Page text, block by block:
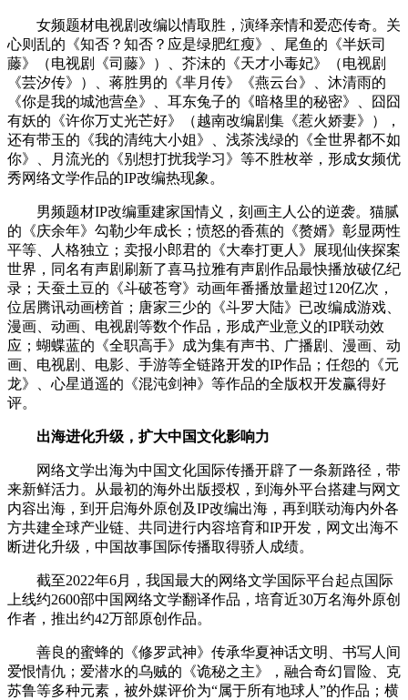
女频题材电视剧改编以情取胜，演绎亲情和爱恋传奇。关
心则乱的《知否？知否？应是绿肥红瘦》、尾鱼的《半妖司
藤》（电视剧《司藤》）、芥沫的《天才小毒妃》（电视剧
《芸汐传》）、蒋胜男的《芈月传》《燕云台》、沐清雨的
《你是我的城池营垒》、耳东兔子的《暗格里的秘密》、囧囧
有妖的《许你万丈光芒好》（越南改编剧集《惹火娇妻》），
还有带玉的《我的清纯大小姐》、浅茶浅绿的《全世界都不如
你》、月流光的《别想打扰我学习》等不胜枚举，形成女频优
秀网络文学作品的IP改编热现象。
男频题材IP改编重建家国情义，刻画主人公的逆袭。猫腻
的《庆余年》勾勒少年成长；愤怒的香蕉的《赘婿》彰显两性
平等、人格独立；卖报小郎君的《大奉打更人》展现仙侠探案
世界，同名有声剧刷新了喜马拉雅有声剧作品最快播放破亿纪
录；天蚕土豆的《斗破苍穹》动画年番播放量超过120亿次，
位居腾讯动画榜首；唐家三少的《斗罗大陆》已改编成游戏、
漫画、动画、电视剧等数个作品，形成产业意义的IP联动效
应；蝴蝶蓝的《全职高手》成为集有声书、广播剧、漫画、动
画、电视剧、电影、手游等全链路开发的IP作品；任怨的《元
龙》、心星逍遥的《混沌剑神》等作品的全版权开发赢得好
评。
出海进化升级，扩大中国文化影响力
网络文学出海为中国文化国际传播开辟了一条新路径，带
来新鲜活力。从最初的海外出版授权，到海外平台搭建与网文
内容出海，到开启海外原创及IP改编出海，再到联动海内外各
方共建全球产业链、共同进行内容培育和IP开发，网文出海不
断进化升级，中国故事国际传播取得骄人成绩。
截至2022年6月，我国最大的网络文学国际平台起点国际
上线约2600部中国网络文学翻译作品，培育近30万名海外原创
作者，推出约42万部原创作品。
善良的蜜蜂的《修罗武神》传承华夏神话文明、书写人间
爱恨情仇；爱潜水的乌贼的《诡秘之主》，融合奇幻冒险、克
苏鲁等多种元素，被外媒评价为“属于所有地球人”的作品；横